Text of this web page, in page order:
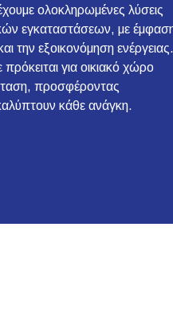
ολοκληρωμένες λύσεις
εγκαταστάσεων, με
την εξοικονόμηση ενέργειας.
για οικιακό χώρο
προσφέροντας
κάθε ανάγκη.